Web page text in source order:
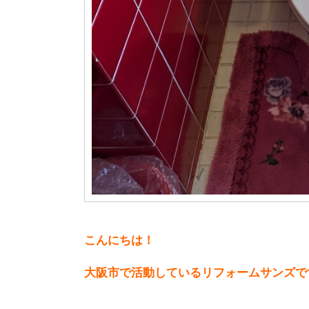
こんにちは！
大阪市で活動しているリフォームサンズ